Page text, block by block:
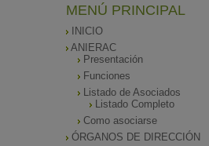
MENÚ PRINCIPAL
INICIO
ANIERAC
Presentación
Funciones
Listado de Asociados
Listado Completo
Como asociarse
ÓRGANOS DE DIRECCIÓN